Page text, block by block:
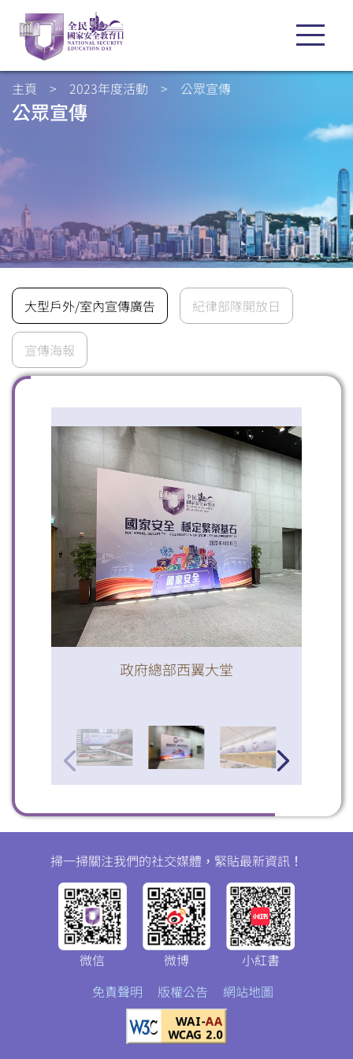
主頁 > 2023年度活動 > 公眾宣傳
公眾宣傳
大型戶外/室內宣傳廣告 紀律部隊開放日
宣傳海報
政府總部西翼大堂
免責聲明 版權公告 網站地圖
掃一掃關注我們的社交媒體，緊貼最新資訊！
微信 微博 小紅書
掃一掃關注我們的社交媒體，緊貼最新資訊！
微信 微博 小紅書